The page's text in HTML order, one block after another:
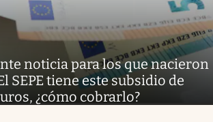
noticia para los que nacieron
SEPE tiene este subsidio de
¿cómo cobrarlo?